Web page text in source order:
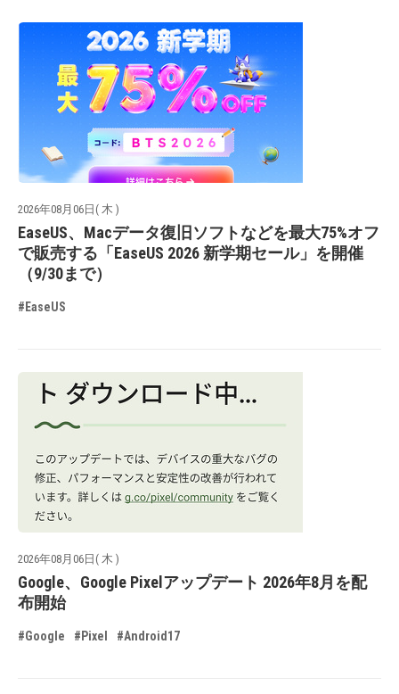
2026年08月06日( 木 )
EaseUS、Macデータ復旧ソフトなどを最大75%オフ
で販売する「EaseUS 2026 新学期セール」を開催
（9/30まで）
#EaseUS
2026年08月06日( 木 )
Google、Google Pixelアップデート 2026年8月を配
布開始
#Google #Pixel #Android17